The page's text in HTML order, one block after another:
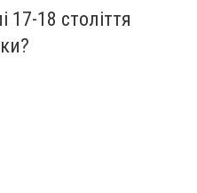
17-18 століття